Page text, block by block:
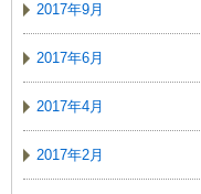
2017年9月
2017年6月
2017年4月
2017年2月